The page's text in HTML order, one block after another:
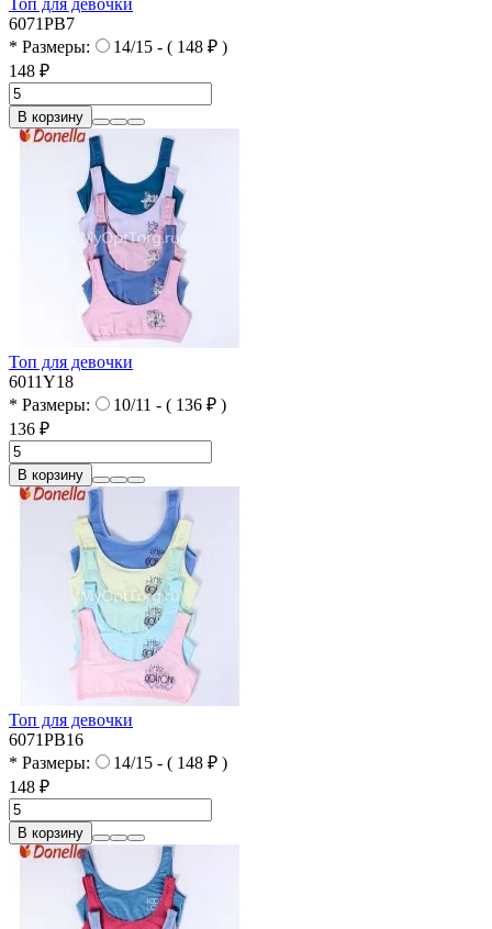
6071PB7
* Размеры:
14/15 - ( 148 ₽ )
148 ₽
В корзину
Топ для девочки
6011Y18
* Размеры:
10/11 - ( 136 ₽ )
136 ₽
В корзину
Топ для девочки
6071PB16
* Размеры:
14/15 - ( 148 ₽ )
148 ₽
В корзину